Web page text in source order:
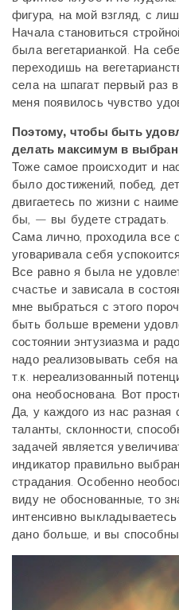
фигура, на мой взгляд, с
Начала становиться
была вегетарианкой. На
переходишь на
села на шпагат первый раз
меня появилось чувство
Поэтому, чтобы быть
делать максимум в
Тоже самое происходит и
было достижений, побед,
двигаетесь по жизни с
бы, — вы будете страдать.
Сама лично, проходила все
уговаривала себя
Все равно я была не
счастье и зависала в
мне выбраться с этого
быть больше времени
состоянии энтузиазма и
надо реализовывать себя
т.к. нереализованный
она необоснована. Вот
Да, у каждого из нас
таланты, склонности,
задачей является
индикатор правильно
страдания. Особенно
виду не обоснованные, то
интенсивно
дано больше, и вы